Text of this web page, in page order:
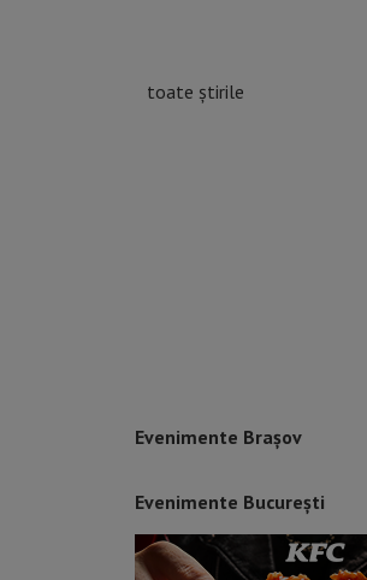
toate știrile
Evenimente Brașov
Evenimente București